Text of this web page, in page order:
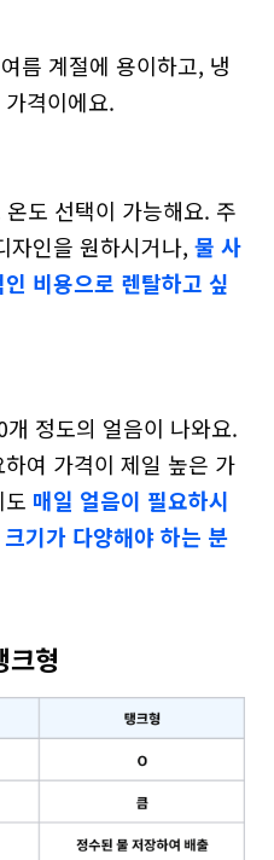
계절에 용이하고, 냉
격이에요.
도 선택이 가능해요. 주
자인을 원하시거나, 물 사
비용으로 렌탈하고 싶
정도의 얼음이 나와요.
여 가격이 제일 높은 가
매일 얼음이 필요하시
기가 다양해야 하는 분
형